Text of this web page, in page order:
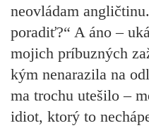
neovládam
poradiť?“ A áno –
mojich príbuzných
kým nenarazila na
ma trochu utešilo –
idiot, ktorý to